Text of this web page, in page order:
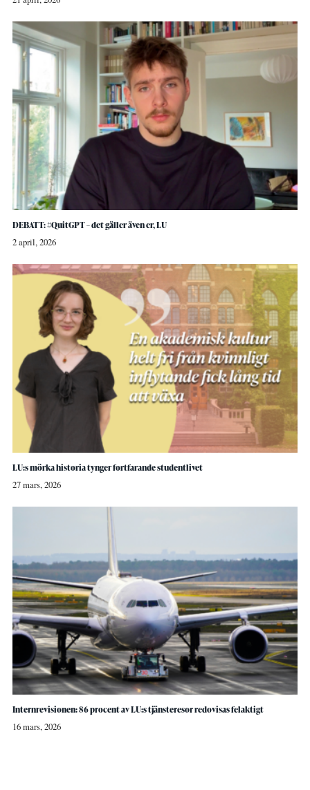
DEBATT: #QuitGPT – det gäller även er, LU
2 april, 2026
LU:s mörka historia tynger fortfarande studentlivet
27 mars, 2026
Internrevisionen: 86 procent av LU:s tjänsteresor redovisas felaktigt
16 mars, 2026